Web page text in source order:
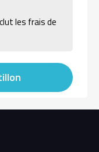
les frais de